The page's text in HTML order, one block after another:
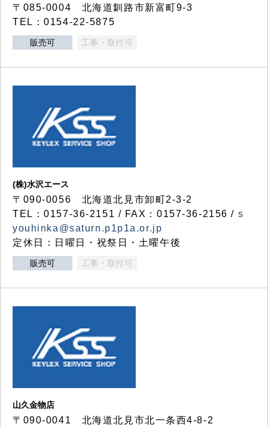
〒085-0004 北海道釧路市新富町9-3
TEL：0154-22-5875
販売可 工事・取付可
(株)水沢エース
〒090-0056 北海道北見市卸町2-3-2
TEL：0157-36-2151 / FAX：0157-36-2156 / s
youhinka@saturn.p1p1a.or.jp
定休日：日曜日・祝祭日・土曜午後
販売可 工事・取付可
山久金物店
〒090-0041 北海道北見市北一条西4-8-2